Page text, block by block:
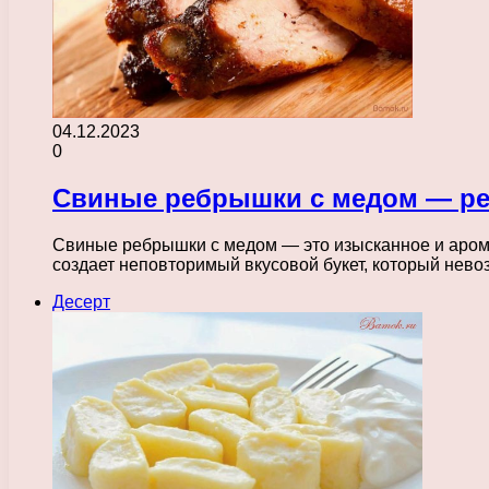
04.12.2023
0
Свиные ребрышки с медом —
Свиные ребрышки с медом — это изысканное и
создает неповторимый вкусовой букет, который
Десерт